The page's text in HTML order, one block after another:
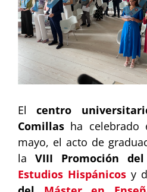
Elcentro
Comillas ha celebrado
mayo, el acto de
la VIII Promoción del
Estudios Hispánicos y